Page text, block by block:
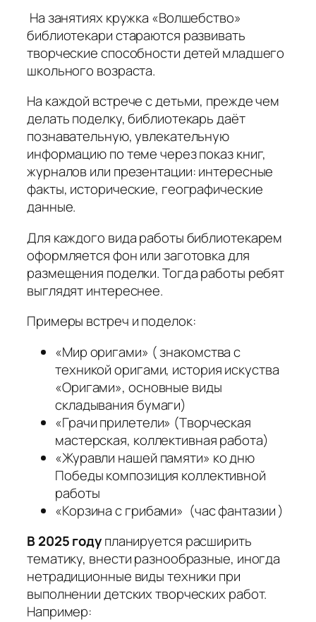
На занятиях кружка «Волшебство»
библиотекари стараются развивать
творческие способности детей младшего
школьного возраста.
На каждой встрече с детьми, прежде чем
делать поделку, библиотекарь даёт
познавательную, увлекательную
информацию по теме через показ книг,
журналов или презентации: интересные
факты, исторические, географические
данные.
Для каждого вида работы библиотекарем
оформляется фон или заготовка для
размещения поделки. Тогда работы ребят
выглядят интереснее.
Примеры встреч и поделок:
«Мир оригами» ( знакомства с
техникой оригами, история искуства
«Оригами», основные виды
складывания бумаги)
«Грачи прилетели» (Творческая
мастерская, коллективная работа)
«Журавли нашей памяти» ко дню
Победы композиция коллективной
работы
«Корзина с грибами» (час фантазии )
В 2025 годупланируется расширить
тематику, внести разнообразные, иногда
нетрадиционные виды техники при
выполнении детских творческих работ.
Например: